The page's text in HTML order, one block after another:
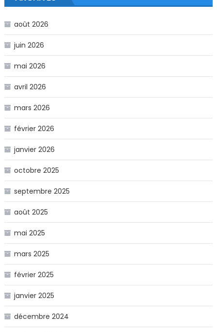
août 2026
juin 2026
mai 2026
avril 2026
mars 2026
février 2026
janvier 2026
octobre 2025
septembre 2025
août 2025
mai 2025
mars 2025
février 2025
janvier 2025
décembre 2024